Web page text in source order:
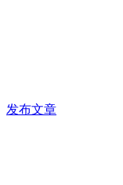
发布文章